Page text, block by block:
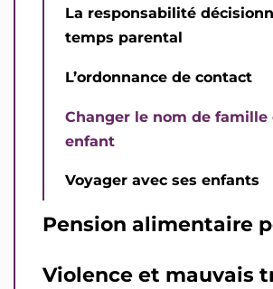
La responsabilité
temps parental
L’ordonnance de contact
Changer le nom de famille
enfant
Voyager avec ses enfants
Pension alimentaire
Violence et mauvais